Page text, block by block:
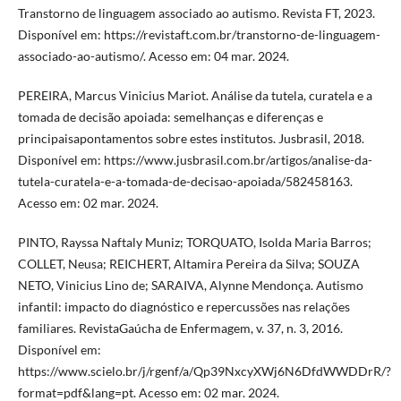
Transtorno de linguagem associado ao autismo. Revista FT, 2023.
Disponível em: https://revistaft.com.br/transtorno-de-linguagem-
associado-ao-autismo/. Acesso em: 04 mar. 2024.
PEREIRA, Marcus Vinicius Mariot. Análise da tutela, curatela e a
tomada de decisão apoiada: semelhanças e diferenças e
principaisapontamentos sobre estes institutos. Jusbrasil, 2018.
Disponível em: https://www.jusbrasil.com.br/artigos/analise-da-
tutela-curatela-e-a-tomada-de-decisao-apoiada/582458163.
Acesso em: 02 mar. 2024.
PINTO, Rayssa Naftaly Muniz; TORQUATO, Isolda Maria Barros;
COLLET, Neusa; REICHERT, Altamira Pereira da Silva; SOUZA
NETO, Vinicius Lino de; SARAIVA, Alynne Mendonça. Autismo
infantil: impacto do diagnóstico e repercussões nas relações
familiares. RevistaGaúcha de Enfermagem, v. 37, n. 3, 2016.
Disponível em:
https://www.scielo.br/j/rgenf/a/Qp39NxcyXWj6N6DfdWWDDrR/?
format=pdf&lang=pt. Acesso em: 02 mar. 2024.